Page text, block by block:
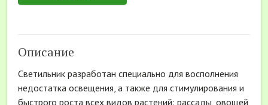
Описание
Светильник разработан специально для восполнения
недостатка освещения, а также для стимулирования и
быстрого роста всех видов растений: рассады, овощей,